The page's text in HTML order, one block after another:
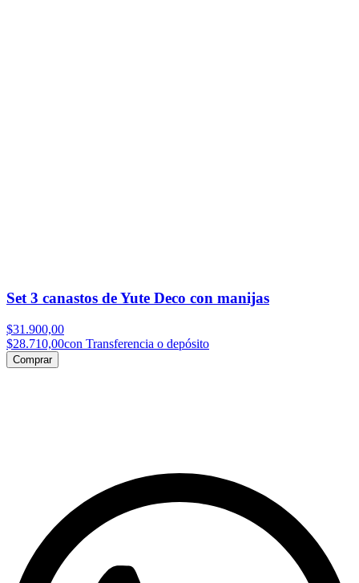
Set 3 canastos de Yute Deco con manijas
$31.900,00
$28.710,00con Transferencia o depósito
Comprar